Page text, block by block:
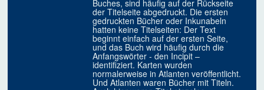
Buches, sind häufig auf der Rückseite
der Titelseite abgedruckt. Die ersten
gedruckten Bücher oder Inkunabeln
hatten keine Titelseiten: Der Text
beginnt einfach auf der ersten Seite,
und das Buch wird häufig durch die
Anfangswörter - den Incipit –
identifiziert. Karten wurden
normalerweise in Atlanten veröffentlicht.
Und Atlanten waren Bücher mit Titeln.